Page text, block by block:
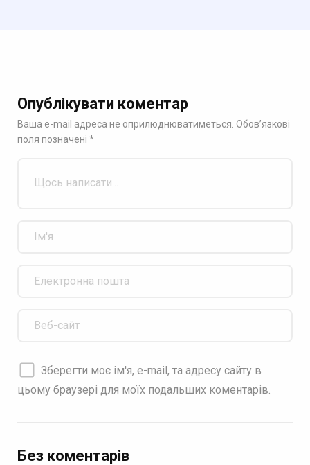
Опублікувати коментар
Ваша e-mail адреса не оприлюднюватиметься. Обов’язкові
поля позначені *
Зберегти моє ім'я, e-mail, та адресу сайту в
цьому браузері для моїх подальших коментарів.
Без коментарів